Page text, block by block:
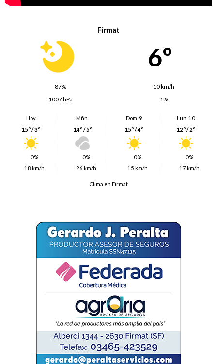
Firmat
6º
87%
10 km/h
1007 hPa
1%
Hoy
15º / 3º
0%
18 km/h
Mñn.
14º / 5º
0%
26 km/h
Dom. 9
15º / 4º
0%
15 km/h
Lun. 10
12º / 2º
0%
17 km/h
Clima en Firmat